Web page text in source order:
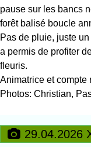
pause sur les bancs
forêt balisé boucle
Pas de pluie, juste
a permis de profiter
fleuris.
Animatrice et compte
Photos: Christian,
29.04.2026